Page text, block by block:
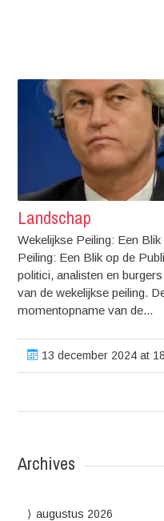
Landschap
Wekelijkse Peiling: Een
Peiling: Een Blik op de
politici, analisten en
van de wekelijkse peiling.
momentopname van de...
13 december 2024 at
Archives
augustus 2026